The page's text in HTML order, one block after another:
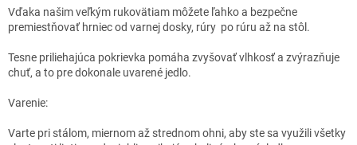
Vďaka našim veľkým rukovätiam môžete ľahko a bezpečne
premiestňovať hrniec od varnej dosky, rúry po rúru až na stôl.
Tesne priliehajúca pokrievka pomáha zvyšovať vlhkosť a zvýrazňuje
chuť, a to pre dokonale uvarené jedlo.
Varenie:
Varte pri stálom, miernom až strednom ohni, aby ste sa využili všetky